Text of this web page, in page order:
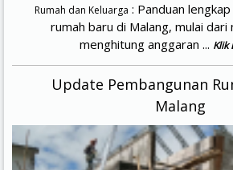
Rumah dan Keluarga : Panduan
rumah baru di Malang, mulai dari
menghitung anggaran ... Klik
Update Pembangunan
Malang